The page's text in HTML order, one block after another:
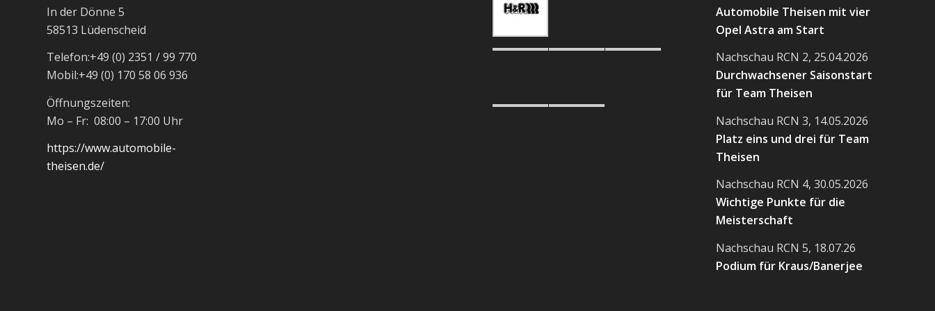
In der Dönne 5
58513 Lüdenscheid
Telefon:+49 (0) 2351 / 99 770
Mobil:+49 (0) 170 58 06 936
Öffnungszeiten:
Mo – Fr: 08:00 – 17:00 Uhr
https://www.automobile-
theisen.de/
Automobile Theisen mit vier
Opel Astra am Start
Nachschau RCN 2, 25.04.2026
Durchwachsener Saisonstart
für Team Theisen
Nachschau RCN 3, 14.05.2026
Platz eins und drei für Team
Theisen
Nachschau RCN 4, 30.05.2026
Wichtige Punkte für die
Meisterschaft
Nachschau RCN 5, 18.07.26
Podium für Kraus/Banerjee